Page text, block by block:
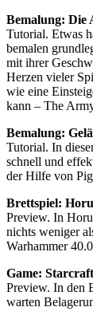
Bemalung: Die
Tutorial. Etwas
bemalen
mit ihrer
Herzen vieler
wie eine
kann – The
Bemalung:
Tutorial. In
schnell und
der Hilfe von
Brettspiel:
Preview. In
nichts weniger
Warhammer
Game:
Preview. In den
warten